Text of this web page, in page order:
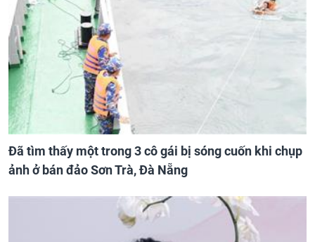
Đã tìm thấy một trong 3 cô gái bị sóng cuốn khi chụp
ảnh ở bán đảo Sơn Trà, Đà Nẵng